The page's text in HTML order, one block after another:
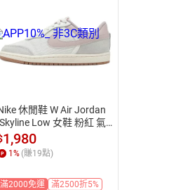
休閒鞋 W Air Jordan
Skyline Low 女鞋 粉紅 氣
IQ0704-100
1,980
1 % (賺19點)
滿2000免運
滿2500折5%